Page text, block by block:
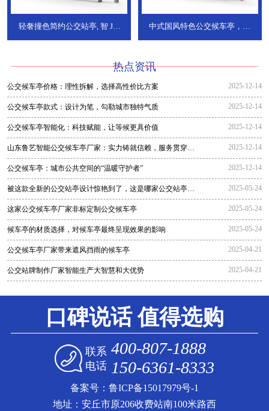
轻奢撞色简约公交站亭, 智 JT-
中式国风特色公交候车亭，承
热点资讯
公交候车亭价格：理性拆解，选择高性价比方案 2025-12-14
公交候车亭款式：设计为笔，勾勒城市独特气质 2025-12-14
公交候车亭智能化：科技赋能，让等候更具价值 2025-12-14
山东鲁艺智能公交候车亭厂家：实力铸就信赖，服务贯穿全
程
2025-12-14
公交候车亭：城市公共空间的“温暖守护者” 2025-12-14
被这款全新的公交站亭设计惊艳到了，这是哪家公交站亭生
产厂家生
2025-05-24
这家公交候车亭厂家非标定制公交候车亭 2025-05-24
候车亭的材质选择，对候车亭最终呈现效果的影响 2025-05-24
公交候车亭厂家带来遮风挡雨的候车亭 2025-04-21
公交站牌制作厂家智能生产大智慧和大优势 2025-04-21
口碑说话 值得选购
联系
电话
400-807-1888
150-6361-8333
备案号： 鲁ICP备15017979号-1
地址：安丘市原206收费站南100米路西